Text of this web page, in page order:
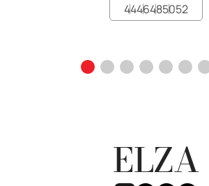
4446485052
ELZA